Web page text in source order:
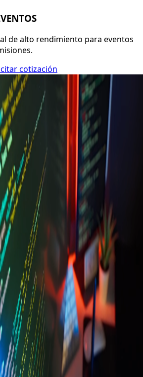
de alto rendimiento para eventos
cotización